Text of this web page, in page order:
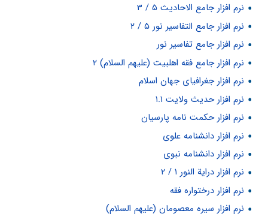
نرم افزار جامع الاحادیث ۵ / ۳
نرم افزار جامع التفاسیر نور ۵ / ۲
نرم افزار جامع تفاسیر نور
نرم افزار جامع فقه اهلبیت (علیهم السلام) ۲
نرم افزار جغرافیای جهان اسلام
نرم افزار حدیث ولایت ۱.۱
نرم افزار حکمت نامه پارسیان
نرم افزار دانشنامه علوی
نرم افزار دانشنامه نبوی
نرم افزار درایة النور ۱ / ۲
نرم افزار درختواره فقه
نرم افزار سیره معصومان (علیهم السلام)